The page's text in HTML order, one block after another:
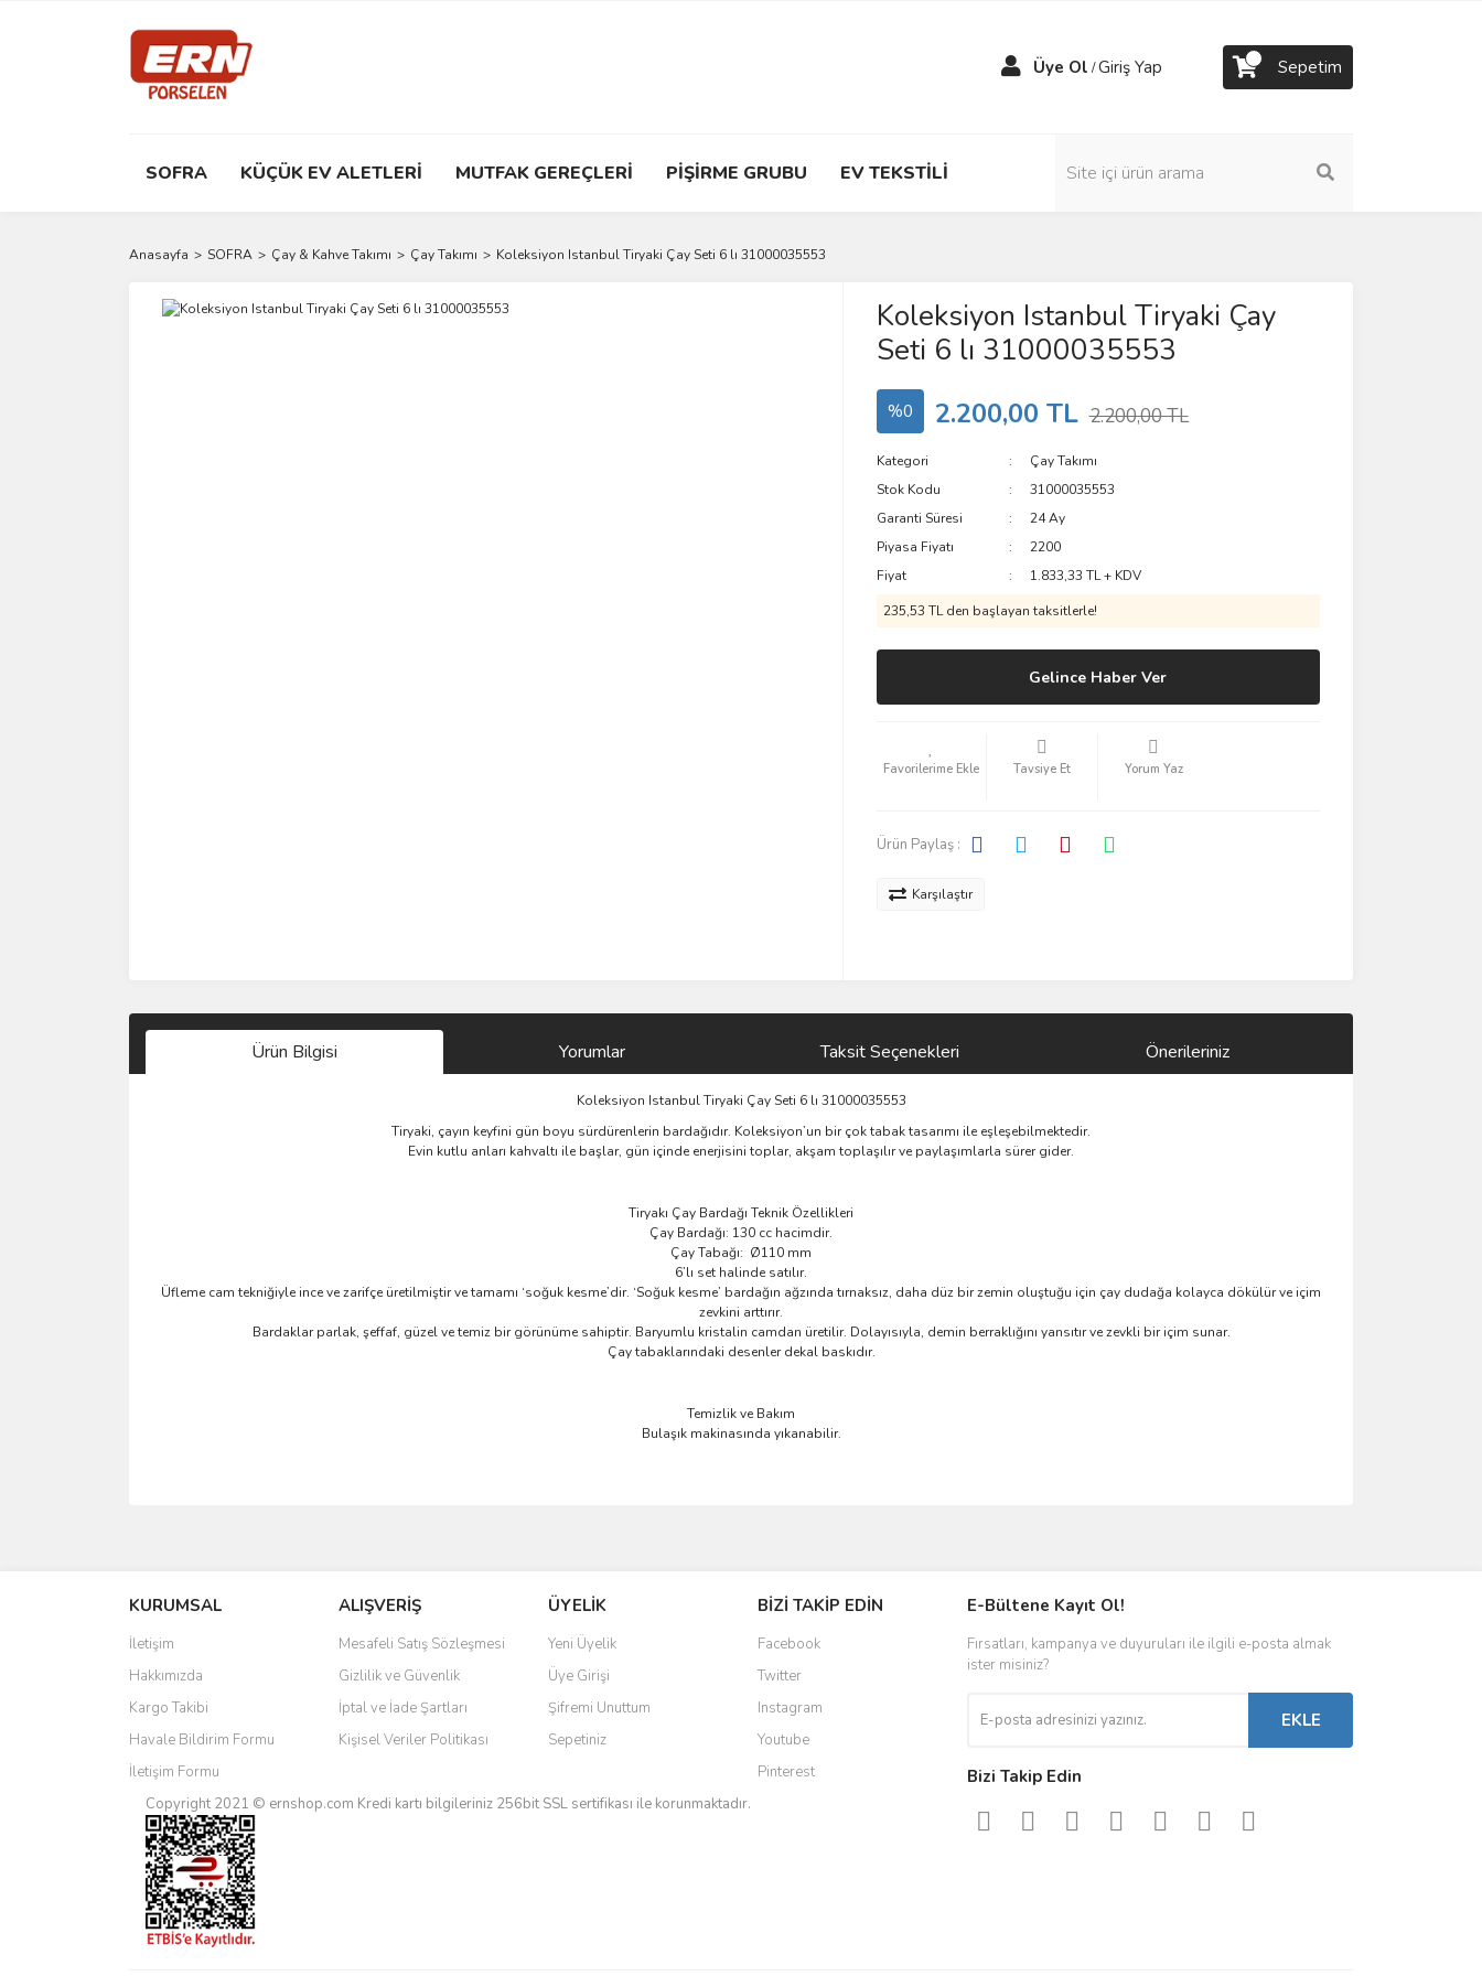
Üye Ol /Giriş Yap Sepetim
SOFRA KÜÇÜK EV ALETLERİ MUTFAK GEREÇLERİ PİŞİRME GRUBU EV TEKSTİLİ
Anasayfa SOFRA Çay & Kahve Takımı Çay Takımı Koleksiyon Istanbul Tiryaki Çay Seti 6 lı 31000035553
Koleksiyon Istanbul Tiryaki Çay
Seti 6 lı 31000035553
%0 2.200,00 TL 2.200,00 TL
Kategori
Çay Takımı
Stok Kodu
31000035553
Garanti Süresi
24 Ay
Piyasa Fiyatı
2200
Fiyat
1.833,33 TL + KDV
235,53 TL den başlayan taksitlerle!
Gelince Haber Ver
Tavsiye Et Yorum Yaz
Ürün Paylaş :
Karşılaştır
Ürün Bilgisi Yorumlar Taksit Seçenekleri Önerileriniz
Koleksiyon Istanbul Tiryaki Çay Seti 6 lı 31000035553
Tiryaki, çayın keyfini gün boyu sürdürenlerin bardağıdır. Koleksiyon’un bir çok tabak tasarımı ile eşleşebilmektedir.
Evin kutlu anları kahvaltı ile başlar, gün içinde enerjisini toplar, akşam toplaşılır ve paylaşımlarla sürer gider.
Tiryakı Çay Bardağı Teknik Özellikleri
Çay Bardağı: 130 cc hacimdir.
Çay Tabağı: Ø110 mm
6’lı set halinde satılır.
Üfleme cam tekniğiyle ince ve zarifçe üretilmiştir ve tamamı ‘soğuk kesme’dir. ‘Soğuk kesme’ bardağın ağzında tırnaksız, daha düz bir zemin oluştuğu için çay dudağa kolayca dökülür ve içim
zevkini arttırır.
Bardaklar parlak, şeffaf, güzel ve temiz bir görünüme sahiptir. Baryumlu kristalin camdan üretilir. Dolayısıyla, demin berraklığını yansıtır ve zevkli bir içim sunar.
Çay tabaklarındaki desenler dekal baskıdır.
Temizlik ve Bakım
Bulaşık makinasında yıkanabilir.
Ürün resmi kalitesiz, bozuk veya görüntülenemiyor.
Ürün açıklamasında eksik bilgiler bulunuyor.
Ürün bilgilerinde hatalar bulunuyor.
Ürün fiyatı diğer sitelerden daha pahalı.
Bu ürüne benzer farklı alternatifler olmalı.
KURUMSAL
İletişim
Hakkımızda
Kargo Takibi
Havale Bildirim Formu
İletişim Formu
ALIŞVERİŞ
Mesafeli Satış Sözleşmesi
Gizlilik ve Güvenlik
İptal ve İade Şartları
Kişisel Veriler Politikası
ÜYELİK
Yeni Üyelik
Üye Girişi
Şifremi Unuttum
Sepetiniz
BİZİ TAKİP EDİN
Facebook
Twitter
Instagram
Youtube
Pinterest
Copyright 2021 © ernshop.com Kredi kartı bilgileriniz 256bit SSL sertifikası ile korunmaktadır.
E-Bültene Kayıt Ol!
Fırsatları, kampanya ve duyuruları ile ilgili e-posta almak
ister misiniz?
EKLE
Bizi Takip Edin